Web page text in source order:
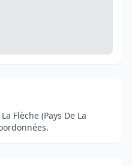
Flèche (Pays De La